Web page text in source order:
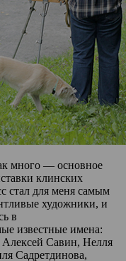
много — основное
клинских
стал для меня самым
художники, и
в
известные имена:
Савин, Нелля
Садретдинова,